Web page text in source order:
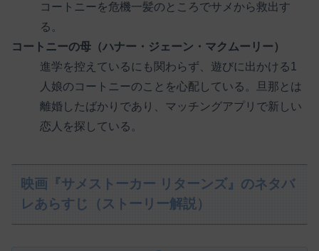
コートニーを危機一髪のところでサメから救出す
る。
コートニーの母（ハナー・ジェーン・マクムーリー）
進学を控えているにも関わらず、遊びに出かける1
人娘のコートニーのことを心配している。旦那とは
離婚したばかりであり、マッチングアプリで新しい
恋人を探している。
映画『サメストーカー リターンズ』のネタバ
レあらすじ（ストーリー解説）